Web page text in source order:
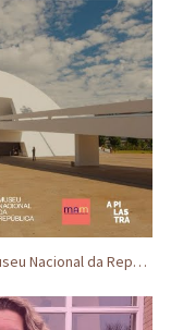
2025 Brasília: mensagens monumentais Museu Nacional da República Brasília DF Brasil